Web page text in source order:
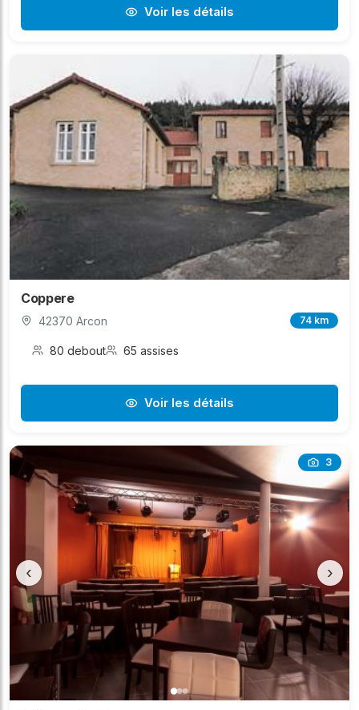
Voir les détails
Coppere
42370 Arcon 74 km
80 debout 65 assises
Voir les détails
3
‹ ›